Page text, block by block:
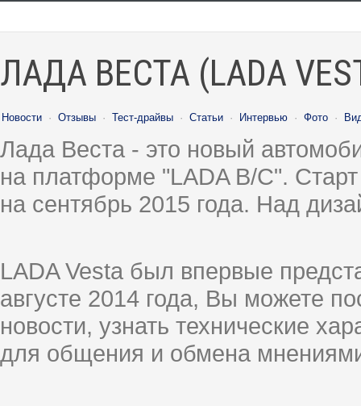
ЛАДА ВЕСТА (LADA
Новости · Отзывы · Тест-драйвы · Статьи · Интервью · Фото ·
Лада Веста - это новый
на платформе "LADA B/C".
на сентябрь 2015 года. Над
LADA Vesta был впервые
августе 2014 года, Вы можете
новости, узнать технические
для общения и обмена